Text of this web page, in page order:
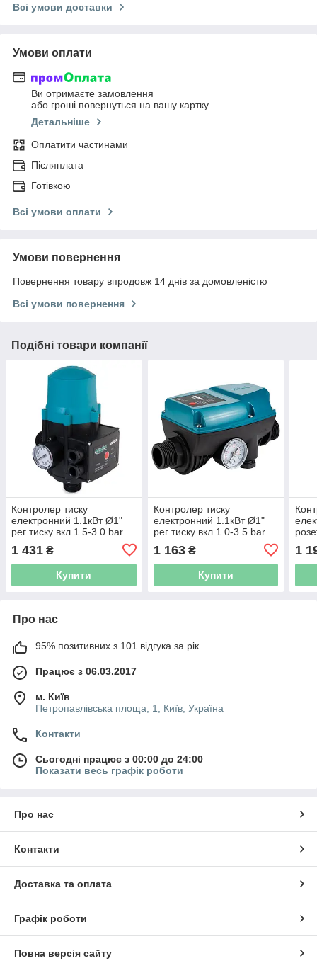
Всі умови доставки
Умови оплати
Ви отримаєте замовлення
або гроші повернуться на вашу картку
Детальніше
Оплатити частинами
Післяплата
Готівкою
Всі умови оплати
Умови повернення
Повернення товару впродовж 14 днів за домовленістю
Всі умови повернення
Подібні товари компанії
Контролер тиску
електронний 1.1кВт Ø1"
рег тиску вкл 1.5-3.0 bar
1 431 ₴
Купити
Контролер тиску
електронний 1.1кВт Ø1"
рег тиску вкл 1.0-3.5 bar
1 163₴
Купити
1
Про нас
95% позитивних з 101 відгука за рік
Працює з 06.03.2017
м. Київ
Петропавлівська площа, 1, Київ, Україна
Контакти
Сьогодні працює з 00:00 до 24:00
Показати весь графік роботи
Про нас
Контакти
Доставка та оплата
Графік роботи
Повна версія сайту